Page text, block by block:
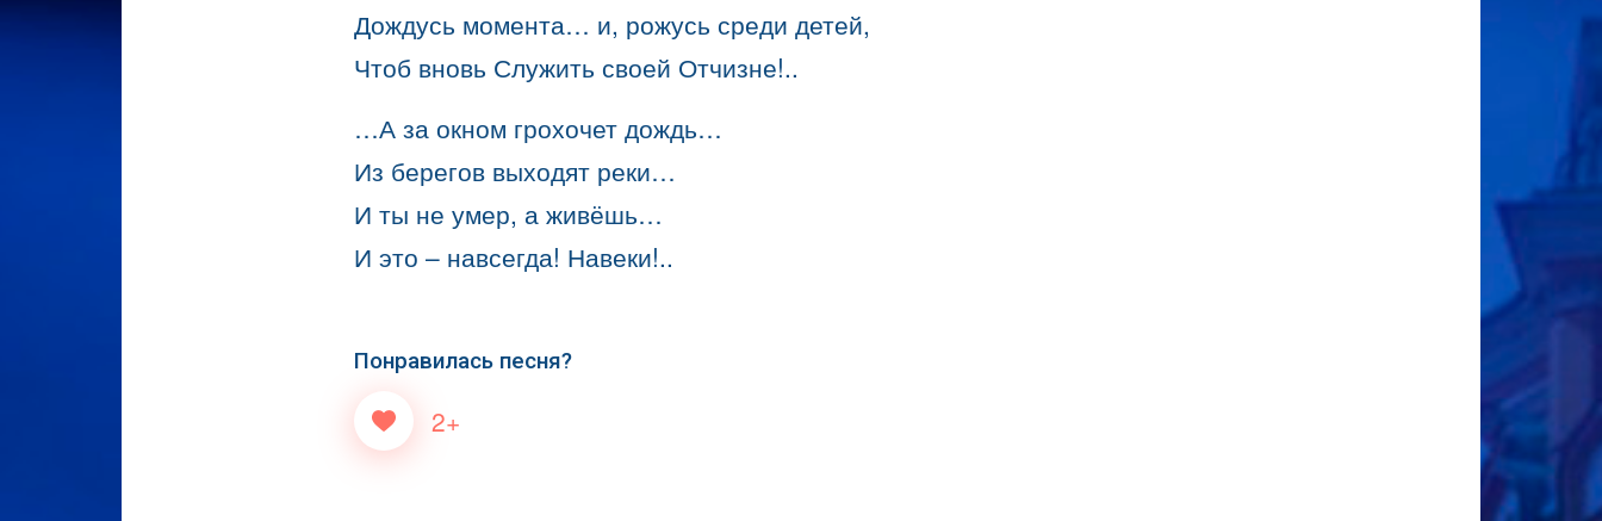
Дождусь момента… и, рожусь среди детей,
Чтоб вновь Служить своей Отчизне!..
…А за окном грохочет дождь…
Из берегов выходят реки…
И ты не умер, а живёшь…
И это – навсегда! Навеки!..
Понравилась песня?
2+